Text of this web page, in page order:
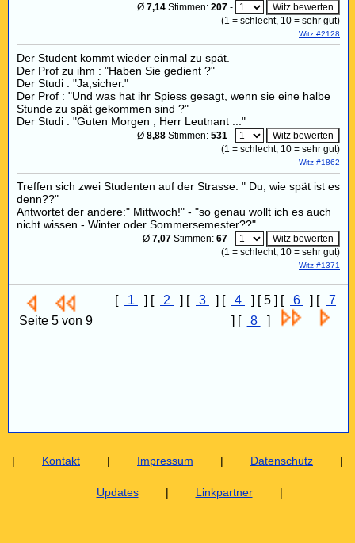
Ø 7,14 Stimmen: 207 -
(1 = schlecht, 10 = sehr gut)
Witz #2128
Der Student kommt wieder einmal zu spät.
Der Prof zu ihm : "Haben Sie gedient ?"
Der Studi : "Ja,sicher."
Der Prof : "Und was hat ihr Spiess gesagt, wenn sie eine halbe
Stunde zu spät gekommen sind ?"
Der Studi : "Guten Morgen , Herr Leutnant ..."
Ø 8,88 Stimmen: 531 -
(1 = schlecht, 10 = sehr gut)
Witz #1862
Treffen sich zwei Studenten auf der Strasse: " Du, wie spät ist es
denn??"
Antwortet der andere:" Mittwoch!" - "so genau wollt ich es auch
nicht wissen - Winter oder Sommersemester??"
Ø 7,07 Stimmen: 67 -
(1 = schlecht, 10 = sehr gut)
Witz #1371
Seite 5 von 9
[ 1 ] [ 2 ] [ 3 ] [ 4 ] [ 5 ] [ 6 ] [
7
] [
8 ]
| Kontakt | Impressum | Datenschutz |
Updates | Linkpartner |